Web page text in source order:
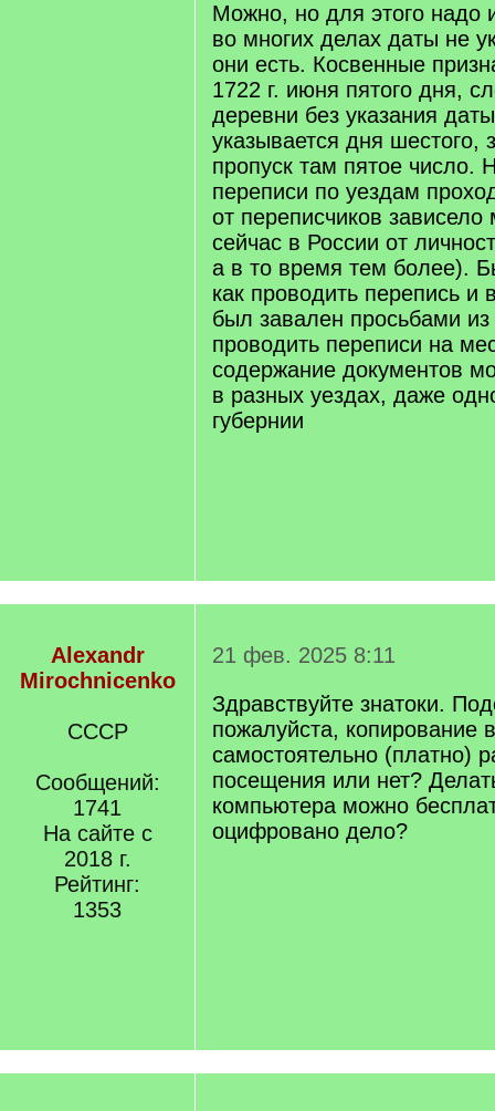
Можно, но для этого надо
во многих делах даты не
они есть. Косвенные
1722 г. июня пятого дня,
деревни без указания
указывается дня шестого,
пропуск там пятое число.
переписи по уездам
от переписчиков зависело
сейчас в России от
а в то время тем более).
как проводить перепись и
был завален просьбами из
проводить переписи на
содержание документов
в разных уездах, даже
губернии
Alexandr
Mirochnicenko
СССР
Сообщений:
1741
На сайте с
2018 г.
Рейтинг:
1353
21 фев. 2025 8:11
Здравствуйте знатоки.
пожалуйста, копирование
самостоятельно (платно)
посещения или нет?
компьютера можно
оцифровано дело?